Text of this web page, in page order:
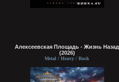
Алексеевская Площадь - Жизнь Назад
(2026)
Metal / Heavy / Rock